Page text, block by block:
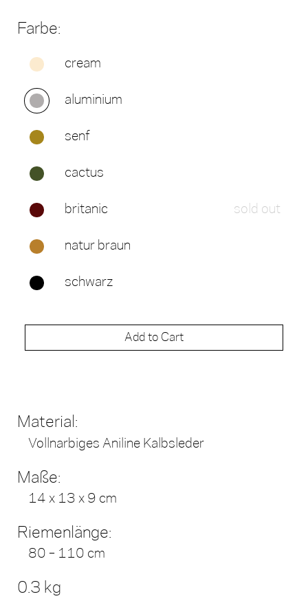
Farbe:
cream
aluminium
senf
cactus
britanic sold out
natur braun
schwarz
Add to Cart
Material:
Vollnarbiges Aniline Kalbsleder
Maße:
14 x 13 x 9 cm
Riemenlänge:
80 – 110 cm
0.3 kg